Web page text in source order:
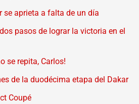
se aprieta a falta de un día
pasos de lograr la victoria en el
se repita, Carlos!
de la duodécima etapa del Dakar
Coupé